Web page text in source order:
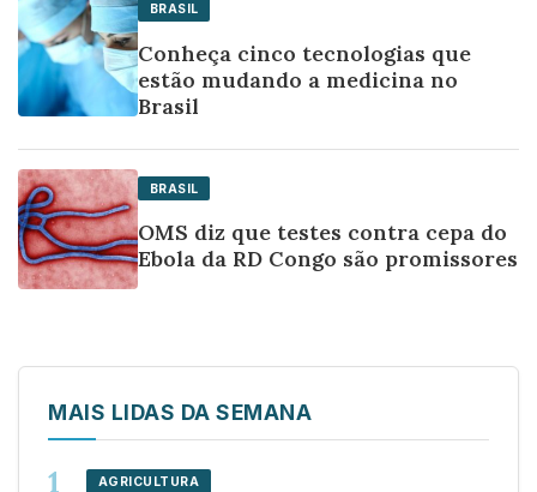
BRASIL
Conheça cinco tecnologias que
estão mudando a medicina no
Brasil
BRASIL
OMS diz que testes contra cepa do
Ebola da RD Congo são promissores
MAIS LIDAS DA SEMANA
AGRICULTURA